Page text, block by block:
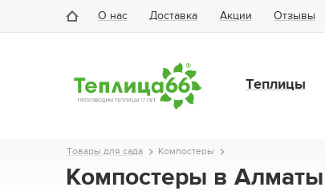
О нас Доставка Акции Отзывы
Теплицы
Товары для сада Компостеры
Компостеры в Алматы